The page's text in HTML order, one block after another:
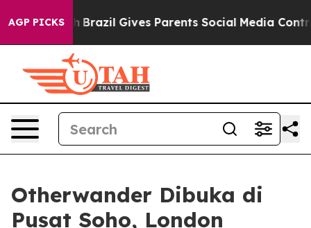
AGP PICKS
Brazil Gives Parents Social Media Controls for
Otherwander Dibuka di
Pusat Soho, London